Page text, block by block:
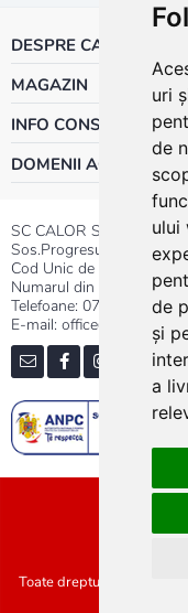
uri
de
ului
de
și
a
DESPRE CALOR
MAGAZIN
INFO CONSUMATOR
DOMENII ACTIVITATE
SC CALOR SRL
Sos.Progresului nr.30-
Cod Unic de Inregistrare:
Numarul din Registrul
Telefoane: 0737.23.44.44
E-mail: office@calor.ro
Toate drepturile rezervate